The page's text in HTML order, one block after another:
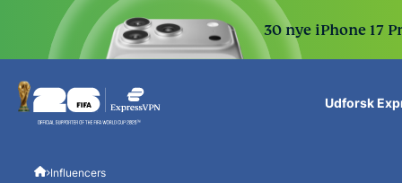
30 nye iPhone 17
Udforsk
Influencers